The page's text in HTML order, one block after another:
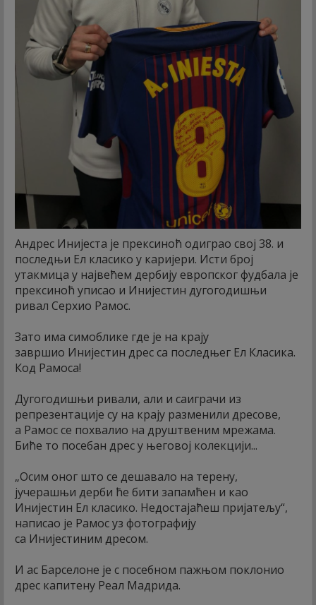
Андрес Инијеста је прексиноћ одиграо свој 38. и
последњи Ел класико у каријери. Исти број
утакмица у највећем дербију европског фудбала је
прексиноћ уписао и Инијестин дугогодишњи
ривал Серхио Рамос.
Зато има симоблике где је на крају
завршио Инијестин дрес са последњег Ел Класика.
Код Рамоса!
Дугогодишњи ривали, али и саиграчи из
репрезентације су на крају разменили дресове,
а Рамос се похвалио на друштвеним мрежама.
Биће то посебан дрес у његовој колекцији...
„Осим оног што се дешавало на терену,
јучерашњи дерби ће бити запамћен и као
Инијестин Ел класико. Недостајаћеш пријатељу“,
написао је Рамос уз фотографију
са Инијестиним дресом.
И ас Барселоне је с посебном пажњом поклонио
дрес капитену Реал Мадрида.